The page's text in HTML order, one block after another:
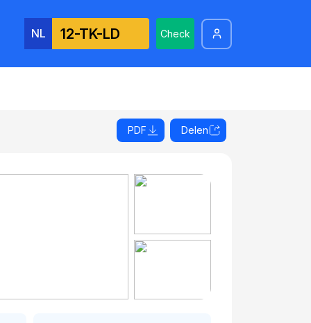
NL Check
PDF Delen